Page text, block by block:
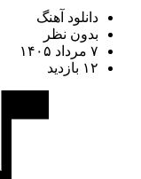
دانلود آهنگ
بدون نظر
۷ مرداد ۱۴۰۵
۱۲ بازدید